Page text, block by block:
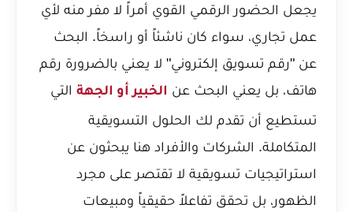
يجعل الحضور الرقمي القوي أمراً لا مفر منه لأي
عمل تجاري، سواء كان ناشئاً أو راسخاً. البحث
عن "رقم تسويق إلكتروني" لا يعني بالضرورة رقم
هاتف، بل يعني البحث عن الخبير أو الجهة التي
تستطيع أن تقدم لك الحلول التسويقية
المتكاملة. الشركات والأفراد هنا يبحثون عن
استراتيجيات تسويقية لا تقتصر على مجرد
الظهور، بل تحقق تفاعلاً حقيقياً ومبيعات